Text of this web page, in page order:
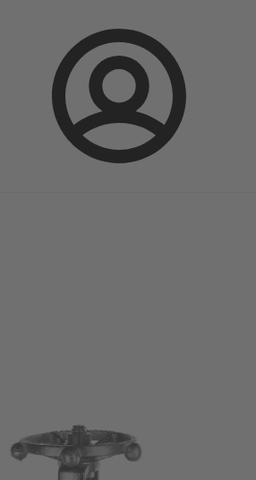
Login
SICCA 150-4500 GLF